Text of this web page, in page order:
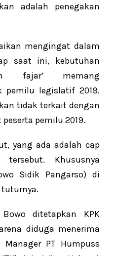
adalah penegakan
mengingat dalam
saat ini, kebutuhan
fajar’ memang
pemilu legislatif 2019.
tidak terkait dengan
pemilu 2019.
yang ada adalah cap
Khususnya
Sidik Pangarso) di
tuturnya.
ditetapkan KPK
diduga menerima
PT Humpuss